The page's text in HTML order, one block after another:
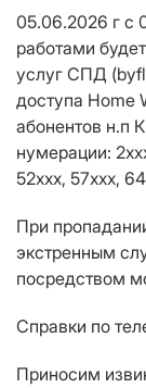
05.06.2026 г с
работами будет
услуг СПД (
доступа Home
абонентов н.п
нумерации:
52xxx, 57xxx, 64
При
экстренным
посредством
Справки по
Приносим